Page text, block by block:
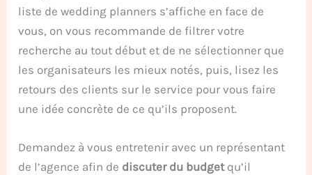
liste de wedding planners s’affiche en face de
vous, on vous recommande de filtrer votre
recherche au tout début et de ne sélectionner que
les organisateurs les mieux notés, puis, lisez les
retours des clients sur le service pour vous faire
une idée concrète de ce qu’ils proposent.
Demandez à vous entretenir avec un représentant
de l’agence afin de discuter du budget qu’il